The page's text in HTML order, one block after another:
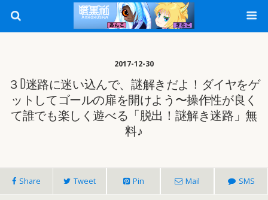
2017-12-30
３D迷路に迷い込んで、謎解きだよ！ダイヤをゲ
ットしてゴールの扉を開けよう〜操作性が良く
て誰でも楽しく遊べる「脱出！謎解き迷路」無
料♪
Share Tweet Pin Mail SMS